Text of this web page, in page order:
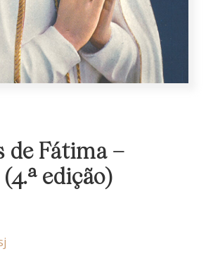
de Fátima –
edição)